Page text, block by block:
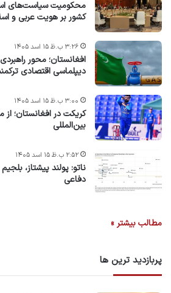
کشور بر هویت عربی و
افغانستان؛ محور
دیپلماسی اقتصادی
۳:۲۶ ب.ظ ۱۵ اسد ۱۴۰۵
کریکت در افغانستان؛
بین‌المللی
۳:۰۰ ب.ظ ۱۵ اسد ۱۴۰۵
ناتو: پولند پیشتاز،
دفاعی
۲:۵۲ ب.ظ ۱۵ اسد ۱۴۰۵
مطالب بیشتر »
پربازدید ترین ها